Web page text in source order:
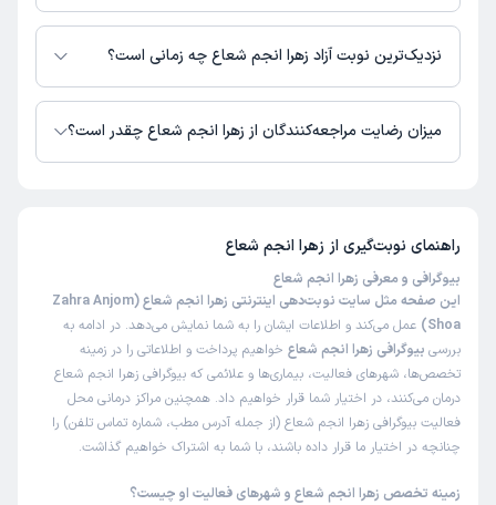
کاربر دکترتو
زمان انتظار: 0-15 دقیقه
سونوگرافی من فولیکول ایجاد شد ،وزنم خیلی خیلی کم شده
وانشاءالله دارم درمان‌های نهایی را می‌گیرم که حامله بشم ازشون
خیلی خیلی خیلی مممنونم
علت مراجعه: انجام معاینات پیش از بارداری
در حال حاضر زهرا انجم شعاع مشاوره پزشکی تلفنی فعال دارند.
نزدیک‌ترین نوبت آزاد زهرا انجم شعاع چه زمانی است؟
زهرا انجم شعاع از روز شنبه 17 مرداد 1405 بیمار جدید می‌پذیرند.
میزان رضایت مراجعه‌کنندگان از زهرا انجم شعاع چقدر است؟
راهنمای نوبت‌گیری از زهرا انجم شعاع
بیوگرافی و معرفی زهرا انجم شعاع
این صفحه مثل سایت نوبت‌دهی اینترنتی زهرا انجم شعاع (Zahra Anjom
Shoa)
عمل می‌کند و اطلاعات ایشان را به شما نمایش می‌دهد. در ادامه به
بررسی بیوگرافی زهرا انجم شعاع خواهیم پرداخت و اطلاعاتی را در زمینه
تخصص‌ها، شهرهای فعالیت، بیماری‌ها و علائمی که بیوگرافی زهرا انجم شعاع
درمان می‌کنند، در اختیار شما قرار خواهیم داد. همچنین مراکز درمانی محل
فعالیت بیوگرافی زهرا انجم شعاع (از جمله آدرس مطب، شماره تماس تلفن) را
چنانچه در اختیار ما قرار داده باشند، با شما به اشتراک خواهیم گذاشت.
زمینه تخصص زهرا انجم شعاع و شهرهای فعالیت او چیست؟